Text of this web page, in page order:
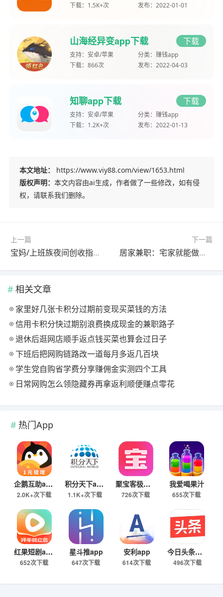
下载： 1.5K+次 发布： 2022-01-01
山海经异变app下载 下载
支持： 安卓/苹果 分类： 赚钱app
下载： 866次 发布： 2022-04-03
知聊app下载 下载
支持： 安卓/苹果 分类： 赚钱app
下载： 1.2K+次 发布： 2022-01-13
本文地址：
https://www.viy88.com/view/1653.html
版权声明： 本文内容由ai生成，作者做了一些修改，如有侵
权，请联系我们删除。
上一篇
宝妈/上班族夜间创收指南，兼顾家庭与收入的灵活选择
下一篇
居家兼职：宅家就能做的夜间副业，不扰家人、时间自由的赚钱方式
相关文章
家里好几张卡积分过期前变现买菜钱的方法
信用卡积分快过期别浪费换成现金的兼职路子
退休后逛网店顺手返点钱买菜也算会过日子
下班后把网购链路改一道每月多返几百块
学生党自购省学费分享赚佣金实测四个工具
日常网购怎么领隐藏券再拿返利顺便赚点零花
热门App
企鹅互助app
2.0K+次下载
积分天下app
1.1K+次下载
聚宝客极速版
726次下载
我爱喝果汁
655次下载
红果短剧app
652次下载
星斗推app
647次下载
安利app
614次下载
今日头条极速版下载
496次下载